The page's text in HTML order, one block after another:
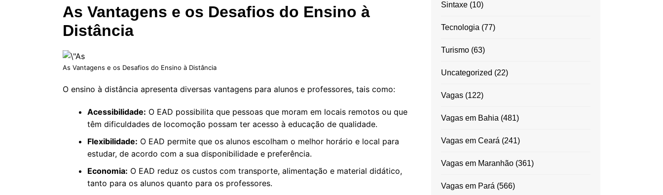
As Vantagens e os Desafios do Ensino à
Distância
As Vantagens e os Desafios do Ensino à Distância
O ensino à distância apresenta diversas vantagens para alunos e professores, tais como:
Acessibilidade: O EAD possibilita que pessoas que moram em locais remotos ou que
têm dificuldades de locomoção possam ter acesso à educação de qualidade.
Flexibilidade: O EAD permite que os alunos escolham o melhor horário e local para
estudar, de acordo com a sua disponibilidade e preferência.
Economia: O EAD reduz os custos com transporte, alimentação e material didático,
tanto para os alunos quanto para os professores.
Sintaxe(10)
Tecnologia (77)
Turismo(63)
Uncategorized (22)
Vagas(122)
Vagas em Bahia (481)
Vagas em Ceará (241)
Vagas em Maranhão(361)
Vagas em Pará (566)